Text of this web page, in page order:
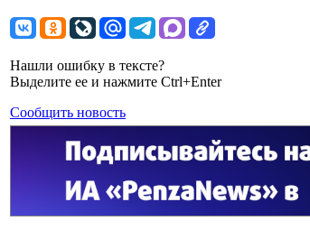
Нашли ошибку в тексте?
Выделите ее и нажмите Ctrl+Enter
Сообщить новость